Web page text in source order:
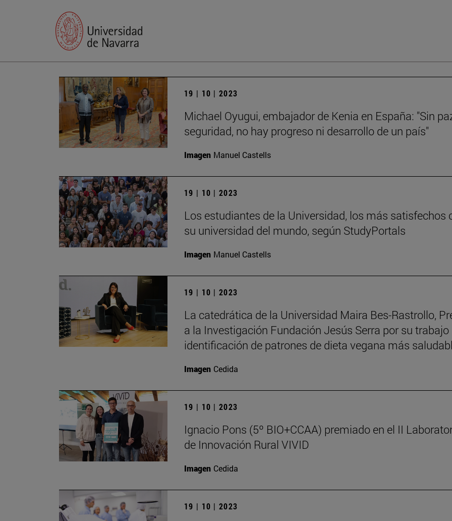
19 | 10 | 2023
Michael Oyugui, embajador de Kenia en España: "Sin
seguridad, no hay progreso ni desarrollo de un país"
Imagen Manuel Castells
19 | 10 | 2023
Los estudiantes de la Universidad, los más satisfechos
su universidad del mundo, según StudyPortals
Imagen Manuel Castells
19 | 10 | 2023
La catedrática de la Universidad Maira Bes-Rastrollo,
a la Investigación Fundación Jesús Serra por su trabajo
identificación de patrones de dieta vegana más
Imagen Cedida
19 | 10 | 2023
Ignacio Pons (5º BIO+CCAA) premiado en el II
de Innovación Rural VIVID
Imagen Cedida
19 | 10 | 2023